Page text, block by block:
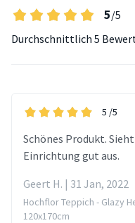
5/5
Durchschnittlich 5
5 /5
Schönes Produkt.
Einrichtung gut aus.
Geert H. | 31 Jan, 2022
Hochflor Teppich - Glazy
120x170cm